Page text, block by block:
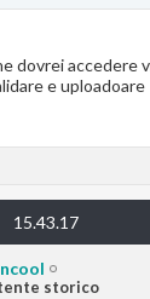
dovrei accedere
e uploadoare
15.43.17
storico